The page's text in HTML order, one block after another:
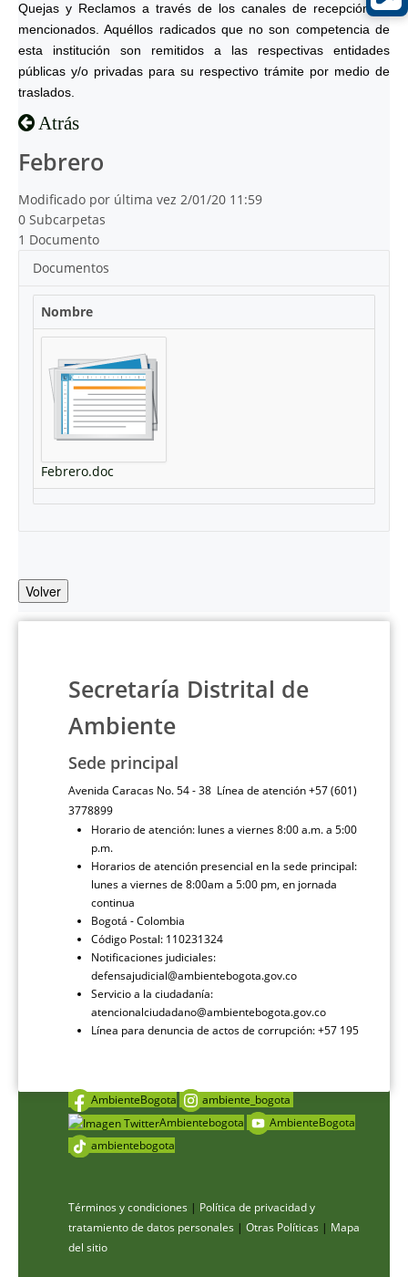
Quejas y Reclamos a través de los canales de recepción ya
mencionados. Aquéllos radicados que no son competencia de
esta institución son remitidos a las respectivas entidades
públicas y/o privadas para su respectivo trámite por medio de
traslados.
Atrás
Febrero
Modificado por última vez 2/01/20 11:59
0 Subcarpetas
1 Documento
Documentos
Nombre
Febrero.doc
Volver
Secretaría Distrital de
Ambiente
Sede principal
Avenida Caracas No. 54 - 38 Línea de atención +57 (601)
3778899
Horario de atención: lunes a viernes 8:00 a.m. a 5:00
p.m.
Horarios de atención presencial en la sede principal:
lunes a viernes de 8:00am a 5:00 pm, en jornada
continua
Bogotá - Colombia
Código Postal: 110231324
Notificaciones judiciales:
defensajudicial@ambientebogota.gov.co
Servicio a la ciudadanía:
atencionalciudadano@ambientebogota.gov.co
Línea para denuncia de actos de corrupción: +57 195
AmbienteBogota
ambiente_bogota
Ambientebogota
AmbienteBogota
ambientebogota
Términos y condiciones | Política de privacidad y
tratamiento de datos personales | Otras Políticas | Mapa
del sitio